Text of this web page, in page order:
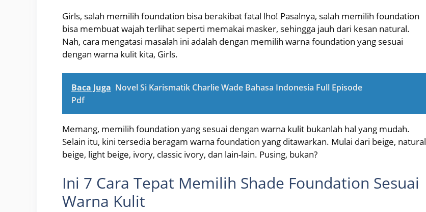
Girls, salah memilih foundation bisa berakibat fatal lho! Pasalnya, salah memilih foundation
bisa membuat wajah terlihat seperti memakai masker, sehingga jauh dari kesan natural.
Nah, cara mengatasi masalah ini adalah dengan memilih warna foundation yang sesuai
dengan warna kulit kita, Girls.
Baca Juga Novel Si Karismatik Charlie Wade Bahasa Indonesia Full Episode
Pdf
Memang, memilih foundation yang sesuai dengan warna kulit bukanlah hal yang mudah.
Selain itu, kini tersedia beragam warna foundation yang ditawarkan. Mulai dari beige, natural
beige, light beige, ivory, classic ivory, dan lain-lain. Pusing, bukan?
Ini 7 Cara Tepat Memilih Shade Foundation Sesuai
Warna Kulit